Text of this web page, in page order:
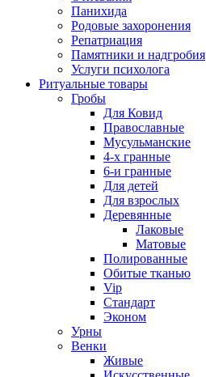
Панихида
Родовые захоронения
Репатриация
Памятники и надгробия
Услуги психолога
Ритуальные товары
Гробы
Для Ковид
Православные
Мусульманские
4-х гранные
6-и гранные
Для детей
Для взрослых
Деревянные
Лаковые
Матовые
Полированные
Обитые тканью
Vip
Стандарт
Эконом
Урны
Венки
Живые